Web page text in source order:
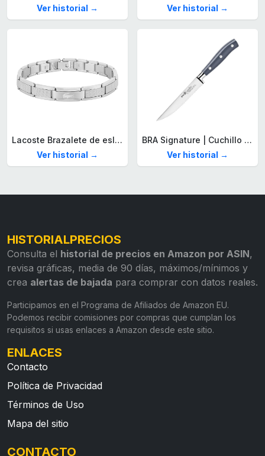
Ver historial →
Ver historial →
Lacoste Brazalete de eslabón para Hombre Colección STENCIL de Acero inoxidable
Ver historial →
BRA Signature | Cuchillo tomatero 120 mm, Acero Inoxidable alemán forjado con Molibdeno Vanadio, Mango Remachado ABS, Diseño Ergonómico, Hoja 1,6 mm espesor
Ver historial →
HISTORIALPRECIOS
Consulta el historial de precios en Amazon por ASIN,
revisa gráficas, media de 90 días, máximos/mínimos y
crea alertas de bajada para comprar con datos reales.
Participamos en el Programa de Afiliados de Amazon EU.
Podemos recibir comisiones por compras que cumplan los
requisitos si usas enlaces a Amazon desde este sitio.
ENLACES
Contacto
Política de Privacidad
Términos de Uso
Mapa del sitio
CONTACTO